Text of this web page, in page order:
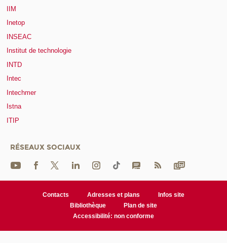
IIM
Inetop
INSEAC
Institut de technologie
INTD
Intec
Intechmer
Istna
ITIP
RÉSEAUX SOCIAUX
Contacts Adresses et plans
Infos site
Bibliothèque
Plan de site
Accessibilité: non conforme